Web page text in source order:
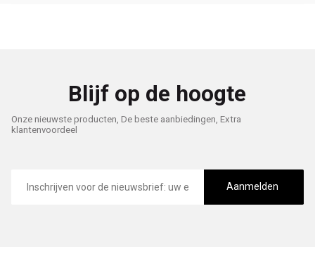
Blijf op de hoogte
Onze nieuwste producten, De beste aanbiedingen, Extra
klantenvoordeel
mailadres
Aanmelden